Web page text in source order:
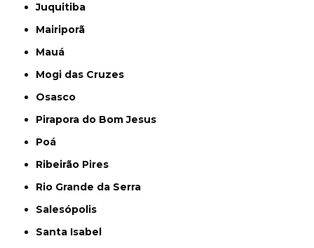
Juquitiba
Mairiporã
Mauá
Mogi das Cruzes
Osasco
Pirapora do Bom Jesus
Poá
Ribeirão Pires
Rio Grande da Serra
Salesópolis
Santa Isabel